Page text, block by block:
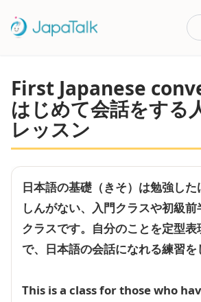
First Japanese
はじめて会話をする
レッスン
日本語の基礎（きそ）は勉強した
しんがない、入門クラスや初級
クラスです。自分のことを定型表
で、日本語の会話になれる練習を
This is a class for those who